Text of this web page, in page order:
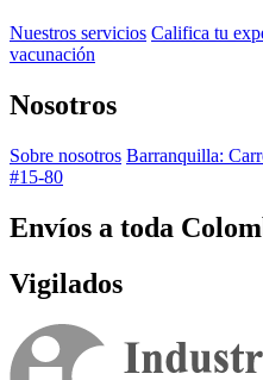
Nuestros servicios Califica tu
vacunación
Nosotros
Sobre nosotros Barranquilla:
#15-80
Envíos a toda
Vigilados